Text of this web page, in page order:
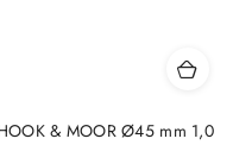
& MOOR Ø45 mm 1,0